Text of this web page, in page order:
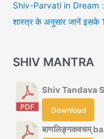
Shiv-Parvati in Dream :
शास्त्र के अनुसार जानें इसके
SHIV MANTRA
Shiv Tandava
Download
बाणलिङ्गकवचम्